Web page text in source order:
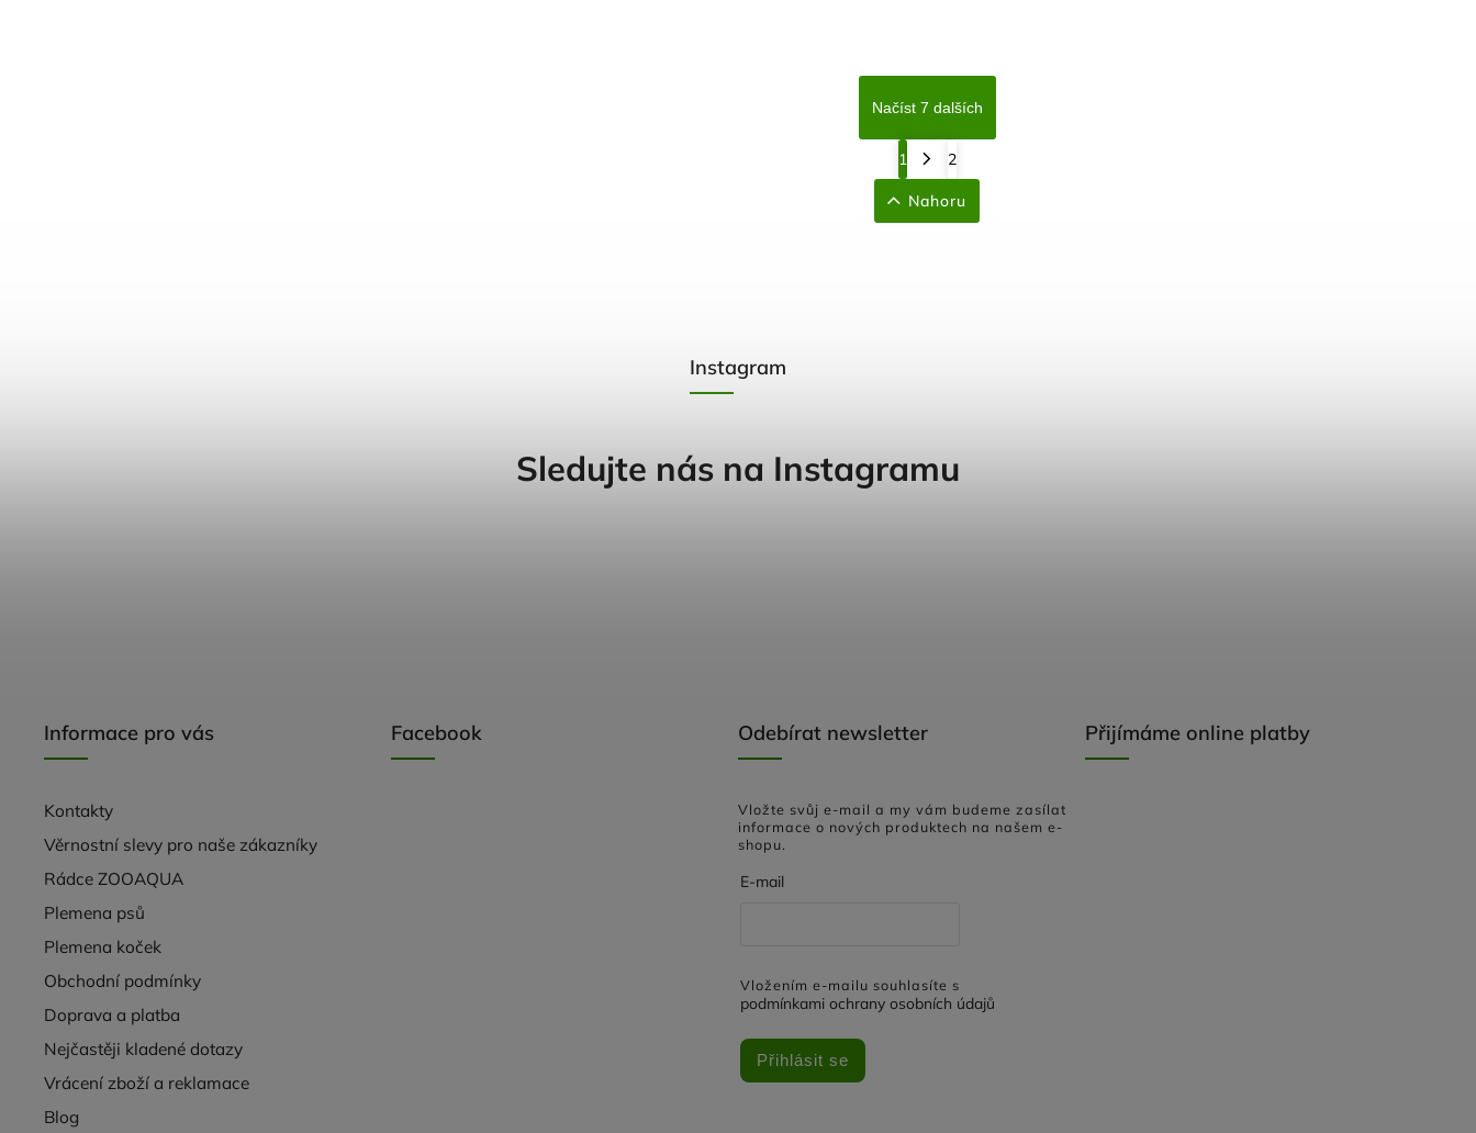
Načíst 7 dalších
1 2
Nahoru
Informace pro vás
Kontakty
Věrnostní slevy pro naše zákazníky
Rádce ZOOAQUA
Plemena psů
Plemena koček
Obchodní podmínky
Doprava a platba
Nejčastěji kladené dotazy
Vrácení zboží a reklamace
Blog
Facebook Odebírat newsletter
Vložte svůj e-mail a my vám budeme zasílat
informace o nových produktech na našem e-
shopu.
E-mail
Vložením e-mailu souhlasíte s
podmínkami ochrany osobních údajů
Přihlásit se
Přijímáme online platby
Instagram
Sledujte nás na Instagramu